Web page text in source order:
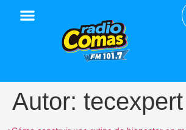
Autor: tecexpert